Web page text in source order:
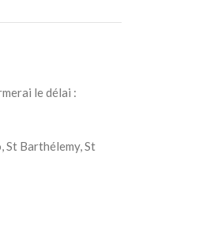
le délai :
St Barthélemy, St